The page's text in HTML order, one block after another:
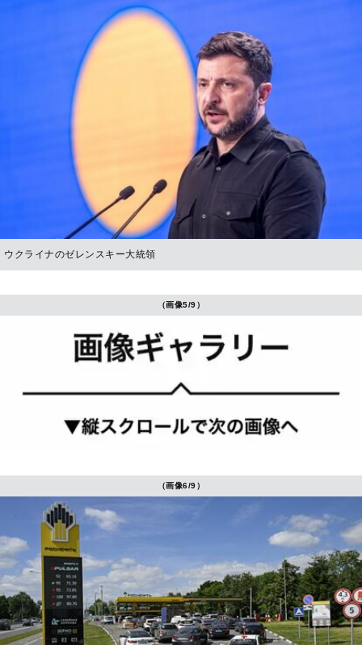
ウクライナのゼレンスキー大統領
（画像5/9）
（画像6/9）